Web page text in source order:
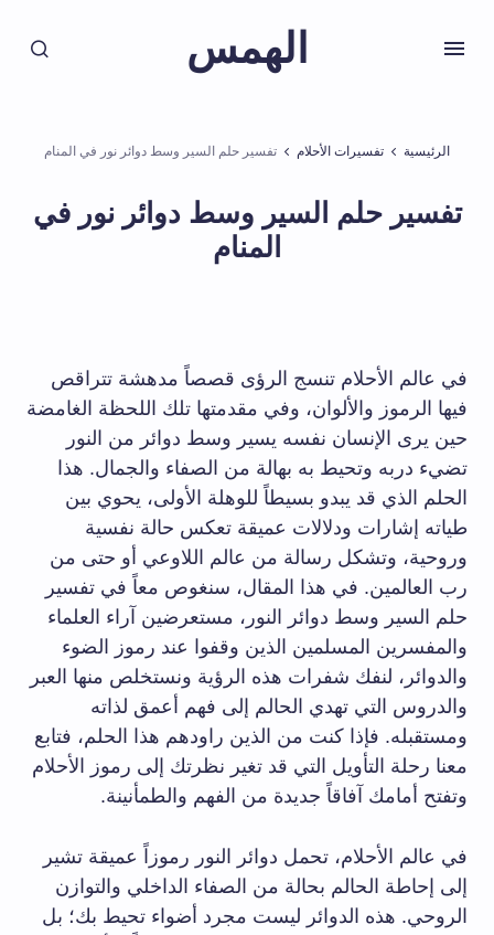
الهمس
الرئيسية تفسيرات الأحلام تفسير حلم السير وسط دوائر نور في المنام
تفسير حلم السير وسط دوائر نور في
المنام
في عالم الأحلام تنسج الرؤى قصصاً مدهشة تتراقص
فيها الرموز والألوان، وفي مقدمتها تلك اللحظة الغامضة
حين يرى الإنسان نفسه يسير وسط دوائر من النور
تضيء دربه وتحيط به بهالة من الصفاء والجمال. هذا
الحلم الذي قد يبدو بسيطاً للوهلة الأولى، يحوي بين
طياته إشارات ودلالات عميقة تعكس حالة نفسية
وروحية، وتشكل رسالة من عالم اللاوعي أو حتى من
رب العالمين. في هذا المقال، سنغوص معاً في تفسير
حلم السير وسط دوائر النور، مستعرضين آراء العلماء
والمفسرين المسلمين الذين وقفوا عند رموز الضوء
والدوائر، لنفك شفرات هذه الرؤية ونستخلص منها العبر
والدروس التي تهدي الحالم إلى فهم أعمق لذاته
ومستقبله. فإذا كنت من الذين راودهم هذا الحلم، فتابع
معنا رحلة التأويل التي قد تغير نظرتك إلى رموز الأحلام
وتفتح أمامك آفاقاً جديدة من الفهم والطمأنينة.
في عالم الأحلام، تحمل دوائر النور رموزاً عميقة تشير
إلى إحاطة الحالم بحالة من الصفاء الداخلي والتوازن
الروحي. هذه الدوائر ليست مجرد أضواء تحيط بك؛ بل